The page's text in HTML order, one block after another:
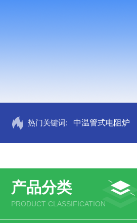
热门关键词: 中温管式电阻炉
产品分类
PRODUCT CLASSIFICATION